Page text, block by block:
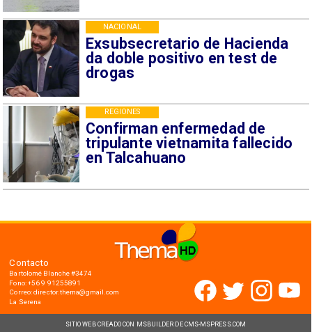
Exsubsecretario de Hacienda
da doble positivo en test de
drogas
NACIONAL
Confirman enfermedad de
tripulante vietnamita fallecido
en Talcahuano
REGIONES
SITIO WEB CREADO CON MSBUILDER DE CMS-MSPRESS.COM
Contacto
Bartolomé Blanche #3474
Fono: +56 9 91255891
Correo: director.thema@gmail.com
La Serena